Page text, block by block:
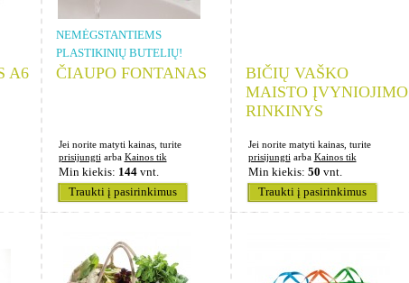
A6
NEMĖGSTANTIEMS
PLASTIKINIŲ BUTELIŲ!
ČIAUPO FONTANAS
Jei norite matyti kainas, turite
prisijungti arba Kainos tik
Min kiekis: 144vnt.
Traukti į pasirinkimus
BIČIŲ VAŠKO
MAISTO ĮVYNIOJIMO
RINKINYS
Jei norite matyti kainas, turite
prisijungti arba Kainos tik
Min kiekis: 50 vnt.
Traukti į pasirinkimus